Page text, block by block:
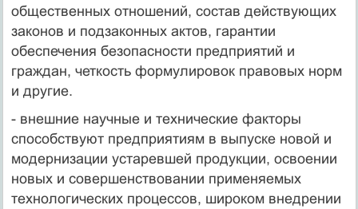
общественных отношений, состав действующих
законов и подзаконных актов, гарантии
обеспечения безопасности предприятий и
граждан, четкость формулировок правовых норм
и другие.
- внешние научные и технические факторы
способствуют предприятиям в выпуске новой и
модернизации устаревшей продукции, освоении
новых и совершенствовании применяемых
технологических процессов, широком внедрении